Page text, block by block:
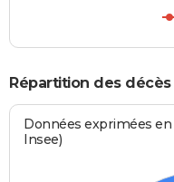
Répartition des décès
Données exprimées
Insee)